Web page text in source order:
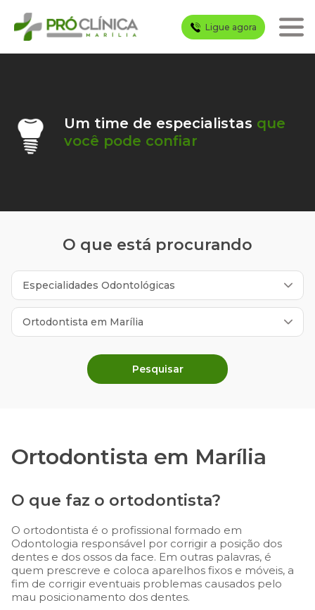
Um time de especialistas que
você pode confiar
O que está procurando
Pesquisar
Ortodontista em Marília
O que faz o ortodontista?
O ortodontista é o profissional formado em
Odontologia responsável por corrigir a posição dos
dentes e dos ossos da face. Em outras palavras, é
quem prescreve e coloca aparelhos fixos e móveis, a
fim de corrigir eventuais problemas causados pelo
mau posicionamento dos dentes.